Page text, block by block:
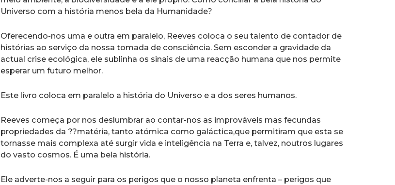
Universo com a história menos bela da Humanidade?
Oferecendo-nos uma e outra em paralelo, Reeves coloca o seu talento de contador de
histórias ao serviço da nossa tomada de consciência. Sem esconder a gravidade da
actual crise ecológica, ele sublinha os sinais de uma reacção humana que nos permite
esperar um futuro melhor.
Este livro coloca em paralelo a história do Universo e a dos seres humanos.
Reeves começa por nos deslumbrar ao contar-nos as improváveis mas fecundas
propriedades da ??matéria, tanto atómica como galáctica,que permitiram que esta se
tornasse mais complexa até surgir vida e inteligência na Terra e, talvez, noutros lugares
do vasto cosmos. É uma bela história.
Ele adverte-nos a seguir para os perigos que o nosso planeta enfrenta – perigos que